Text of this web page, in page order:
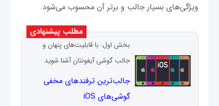
ویژگی‌های بسیار جالب و برتر آن محسوب می‌شود.
مطلب پیشنهادی
بخش اول: با قابلیت‌های پنهان و
جالب گوشی آیفونتان آشنا شوید
جالب‌ترین ترفندهای مخفی
گوشی‌های iOS